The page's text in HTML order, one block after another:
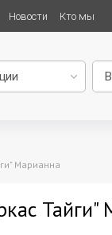
Новости Кто мы
Марианна
Тайги"